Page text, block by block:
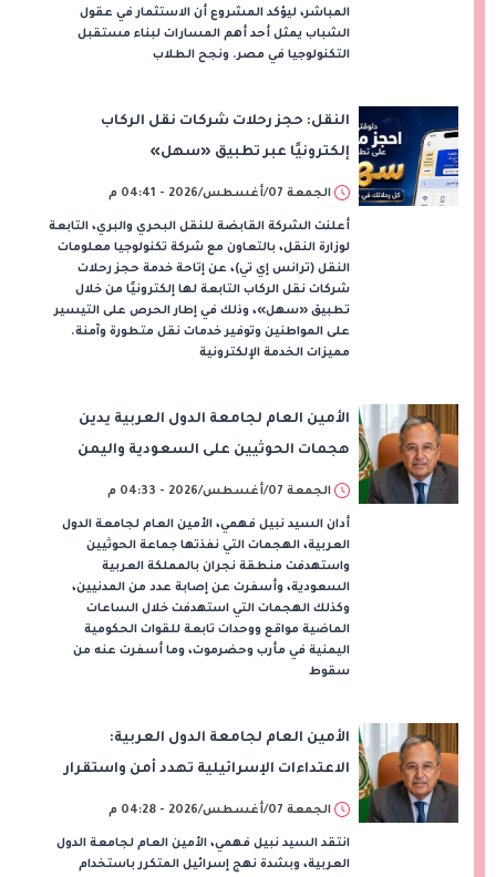
المباشر، ليؤكد المشروع أن الاستثمار في عقول
الشباب يمثل أحد أهم المسارات لبناء مستقبل
التكنولوجيا في مصر. ونجح الطلاب
النقل: حجز رحلات شركات نقل الركاب
إلكترونيًا عبر تطبيق «سهل»
الجمعة 07/أغسطس/2026 - 04:41 م
أعلنت الشركة القابضة للنقل البحري والبري، التابعة
لوزارة النقل، بالتعاون مع شركة تكنولوجيا معلومات
النقل (ترانس إي تي)، عن إتاحة خدمة حجز رحلات
شركات نقل الركاب التابعة لها إلكترونيًا من خلال
تطبيق «سهل»، وذلك في إطار الحرص على التيسير
على المواطنين وتوفير خدمات نقل متطورة وآمنة.
مميزات الخدمة الإلكترونية
الأمين العام لجامعة الدول العربية يدين
هجمات الحوثيين على السعودية واليمن
ويدعو لوقف التصعيد
الجمعة 07/أغسطس/2026 - 04:33 م
أدان السيد نبيل فهمي، الأمين العام لجامعة الدول
العربية، الهجمات التي نفذتها جماعة الحوثيين
واستهدفت منطقة نجران بالمملكة العربية
السعودية، وأسفرت عن إصابة عدد من المدنيين،
وكذلك الهجمات التي استهدفت خلال الساعات
الماضية مواقع ووحدات تابعة للقوات الحكومية
اليمنية في مأرب وحضرموت، وما أسفرت عنه من
سقوط
الأمين العام لجامعة الدول العربية:
الاعتداءات الإسرائيلية تهدد أمن واستقرار
المنطقة
الجمعة 07/أغسطس/2026 - 04:28 م
انتقد السيد نبيل فهمي، الأمين العام لجامعة الدول
العربية، وبشدة نهج إسرائيل المتكرر باستخدام